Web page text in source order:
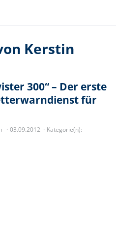
Kerstin
300“ – Der erste
für
03.09.2012
Kategorie(n):